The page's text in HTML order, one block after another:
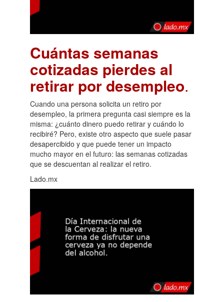
Cuántas semanas
cotizadas pierdes al
retirar por desempleo.
Cuando una persona solicita un retiro por
desempleo, la primera pregunta casi siempre es la
misma: ¿cuánto dinero puedo retirar y cuándo lo
recibiré? Pero, existe otro aspecto que suele pasar
desapercibido y que puede tener un impacto
mucho mayor en el futuro: las semanas cotizadas
que se descuentan al realizar el retiro.
Lado.mx